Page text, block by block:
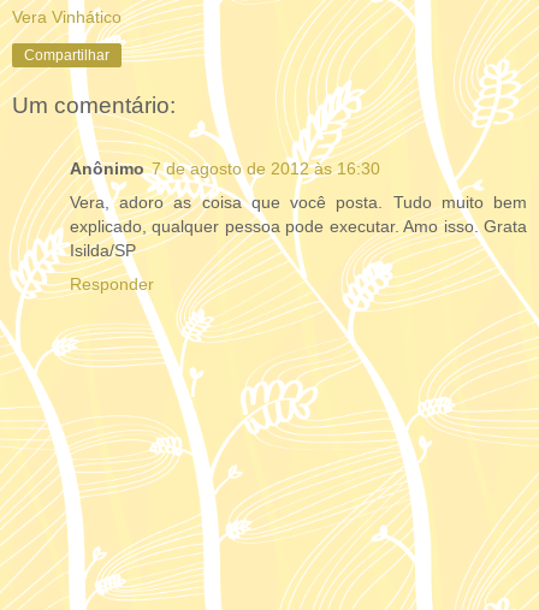
Vera Vinhático
Compartilhar
Um comentário:
Anônimo 7 de agosto de 2012 às 16:30
Vera, adoro as coisa que você posta. Tudo muito bem
explicado, qualquer pessoa pode executar. Amo isso. Grata
Isilda/SP
Responder